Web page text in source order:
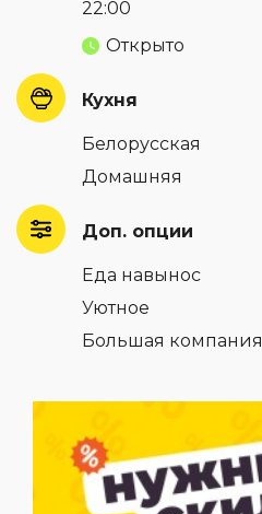
22:00
Открыто
Кухня
Белорусская
Домашняя
Доп. опции
Еда навынос
Уютное
Большая компания